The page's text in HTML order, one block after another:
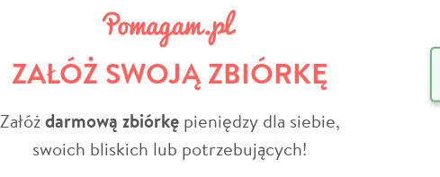
ZAŁÓŻ SWOJĄ ZBIÓRKĘ
Załóżdarmową zbiórkępieniędzy dla siebie,
swoich bliskich lub potrzebujących!